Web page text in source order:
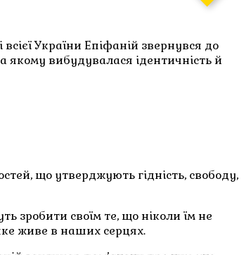
України Епіфаній звернувся до
вибудувалася ідентичність й
що утверджують гідність, свободу,
зробити своїм те, що ніколи їм не
живе в наших серцях.